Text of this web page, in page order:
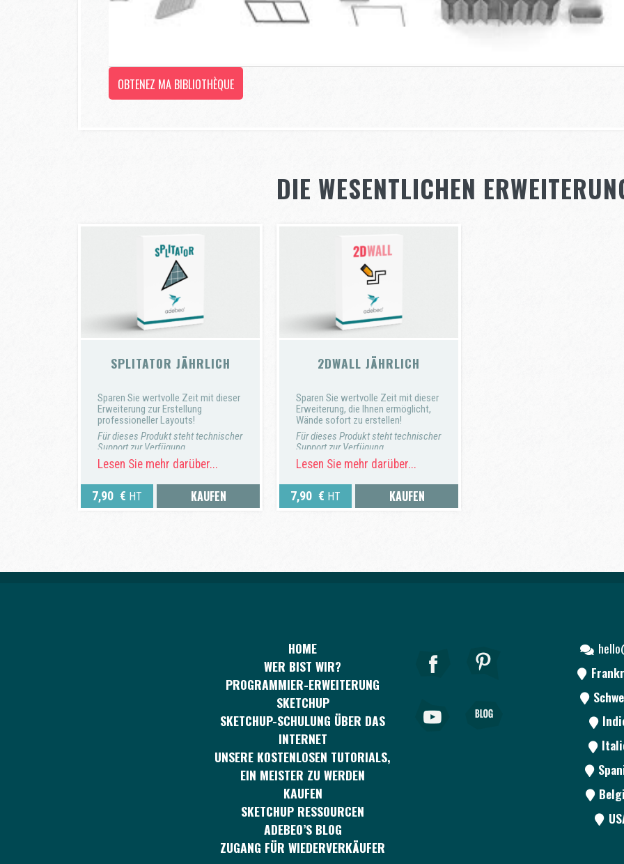
OBTENEZ MA BIBLIOTHÈQUE
DIE WESENTLICHEN
SPLITATOR JÄHRLICH
Sparen Sie wertvolle Zeit mit dieser
Erweiterung zur Erstellung
professioneller Layouts!
Für dieses Produkt steht technischer
Support zur Verfügung.
Eine Rückerstattung ist nicht
eine Gutschrift, die Sie für einen
zukünftigen Einkauf auf unserer
Website verwenden können.
Lesen Sie mehr darüber...
7,90 € HT KAUFEN
2DWALL JÄHRLICH
Sparen Sie wertvolle Zeit mit dieser
Erweiterung, die Ihnen ermöglicht,
Wände sofort zu erstellen!
Für dieses Produkt steht technischer
Support zur Verfügung.
Eine Rückerstattung ist nicht
eine Gutschrift, die Sie für einen
zukünftigen Einkauf auf unserer
Website verwenden können.
Lesen Sie mehr darüber...
7,90 € HT KAUFEN
HOME
WER BIST WIR?
PROGRAMMIER-ERWEITERUNG
SKETCHUP
SKETCHUP-SCHULUNG ÜBER DAS
INTERNET
UNSERE KOSTENLOSEN TUTORIALS,
EIN MEISTER ZU WERDEN
KAUFEN
SKETCHUP RESSOURCEN
ADEBEO’S BLOG
ZUGANG FÜR WIEDERVERKÄUFER